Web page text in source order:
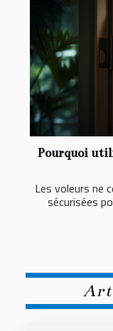
Pourquoi
Les voleurs ne
sécurisées